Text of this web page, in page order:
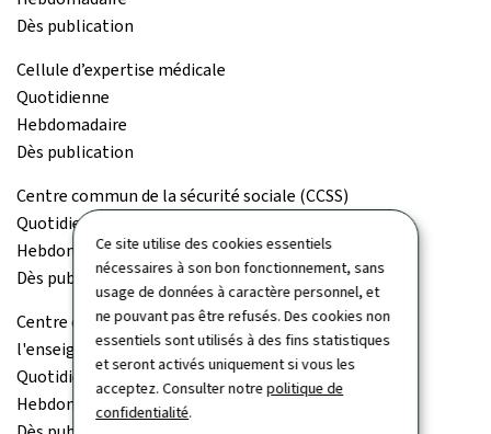
Ce site utilise des cookies essentiels
nécessaires à son bon fonctionnement, sans
usage de données à caractère personnel, et
ne pouvant pas être refusés. Des cookies non
essentiels sont utilisés à des fins statistiques
et seront activés uniquement si vous les
acceptez. Consulter notrepolitique de
confidentialité.
Dès publication
Cellule d’expertise médicale
Quotidienne
Hebdomadaire
Dès publication
Centre commun de la sécurité sociale (CCSS)
Quotidienne
Hebdomadaire
Dès publication
Centre de documentation et d'information sur
l'enseignement supérieur (Cedies)
Quotidienne
Hebdomadaire